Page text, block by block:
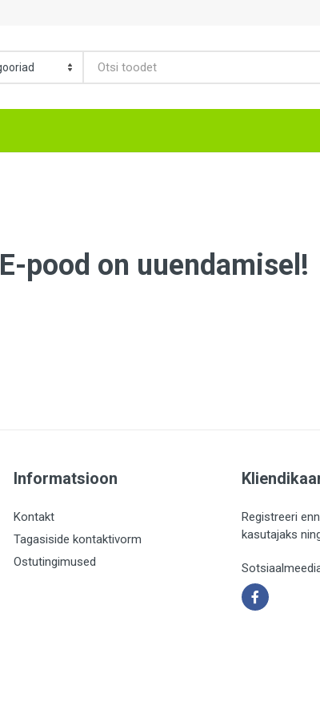
E-pood on uuendamisel!
Informatsioon
Kontakt
Tagasiside kontaktivorm
Ostutingimused
Registreeri
kasutajaks